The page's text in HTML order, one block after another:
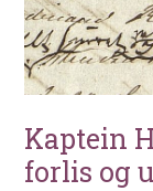
Kaptein
forlis og